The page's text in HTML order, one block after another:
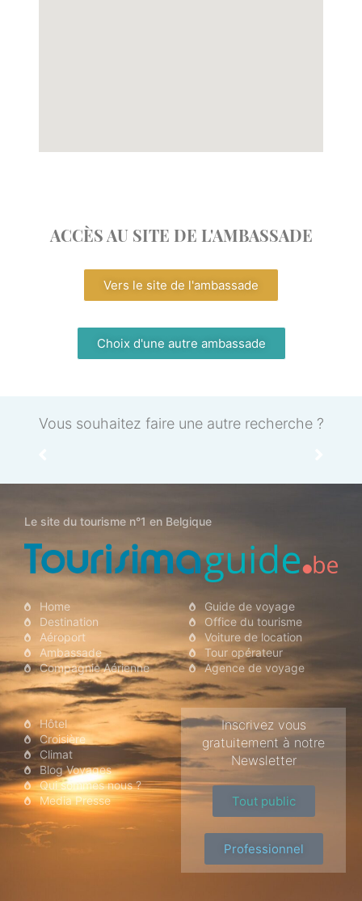
ACCÈS AU SITE DE L'AMBASSADE
Vers le site de l'ambassade
Choix d'une autre ambassade
Vous souhaitez faire une autre recherche ?
Aéroport
Le site du tourisme n°1 en Belgique
Home
Destination
Aéroport
Ambassade
Compagnie Aérienne
Guide de voyage
Office du tourisme
Voiture de location
Tour opérateur
Agence de voyage
Hôtel
Croisière
Climat
Blog Voyages
Qui sommes nous ?
Media Presse
Inscrivez vous
gratuitement à notre
Newsletter
Tout public
Professionnel